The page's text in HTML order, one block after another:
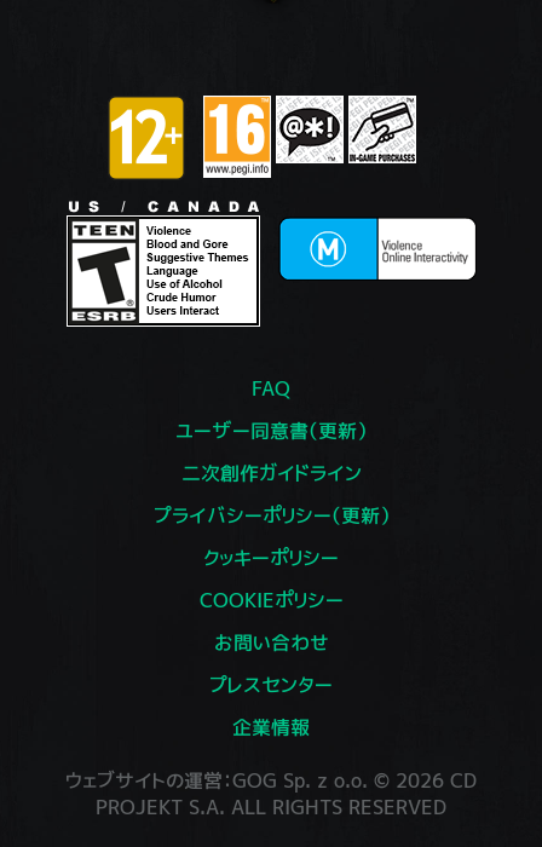
FAQ
ユーザー同意書（更新）
二次創作ガイドライン
プライバシーポリシー（更新）
クッキーポリシー
COOKIEポリシー
お問い合わせ
プレスセンター
企業情報
ウェブサイトの運営：GOG Sp. z o.o. © 2026 CD
PROJEKT S.A. ALL RIGHTS RESERVED